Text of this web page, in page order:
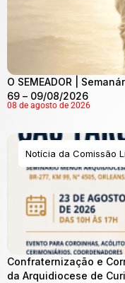
O SEMEADOR |
69 – 09/08/2026
08 de agosto de 2026
Notícia da Comissão
Confraternização e
da Arquidiocese de